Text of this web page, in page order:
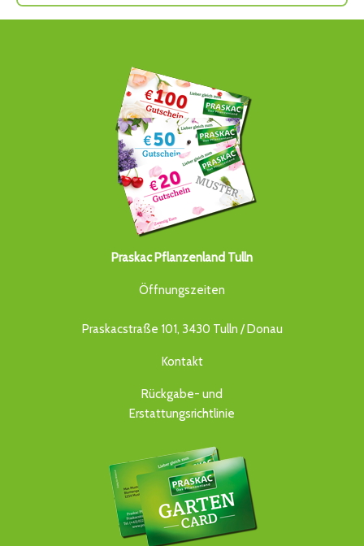
Praskac Pflanzenland Tulln
Öffnungszeiten
Praskacstraße 101, 3430 Tulln / Donau
Kontakt
Rückgabe- und
Erstattungsrichtlinie